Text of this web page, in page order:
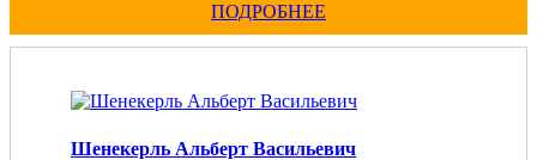
ПОДРОБНЕЕ
Шенекерль Альберт Васильевич